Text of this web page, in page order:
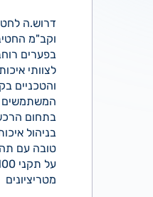
דרוש.ה
וקב"מ
בפערים
לצוותי
והטכניים
המשתמשים
בניהול
טובה עם
מטריציונים